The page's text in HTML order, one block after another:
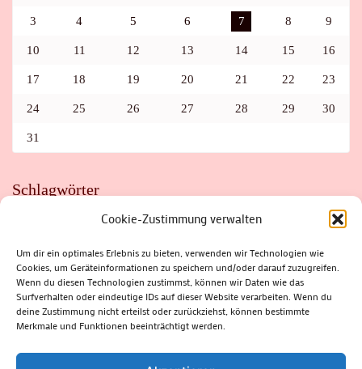
Cookie-Zustimmung verwalten
Um dir ein optimales Erlebnis zu bieten, verwenden wir Technologien wie
Cookies, um Geräteinformationen zu speichern und/oder darauf zuzugreifen.
Wenn du diesen Technologien zustimmst, können wir Daten wie das
Surfverhalten oder eindeutige IDs auf dieser Website verarbeiten. Wenn du
deine Zustimmung nicht erteilst oder zurückziehst, können bestimmte
Merkmale und Funktionen beeinträchtigt werden.
3 4 5 6 7 8 9
10 11 12 13 14 15 16
17 18 19 20 21 22 23
24 25 26 27 28 29 30
31
Schlagwörter
FAHRRAD
FLOHMARKT FOLK GEWINNSPIEL
HITZE
HITZEFALLE AUTO
IRISH DANCE JAZZ
KABARETT
KINDER
KIRMES KLASSIK
KLEINE SUHLER REIHE
KRIMI
KULTUR LESUNG LOTTO
MEININGEN
PARASITEN
PILZE SCHLEUSINGEN
SCHULWEG
SOMMERFERIEN
SPORT SRH
STADTFEST
STADTMARKETING
STRASSENSPERRUNG
SUHL
SUHLER FRÜHLING
SUHLER STADTMARKETING
THÜRINGER WALD
ZELLA-MEHLIS